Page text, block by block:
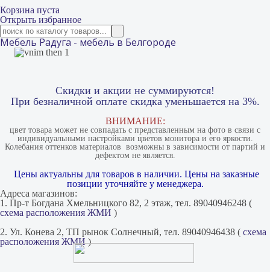
Корзина пуста
Открыть избранное
Мебель Радуга - мебель в Белгороде
Скидки и акции не суммируются!
При безналичной оплате скидка уменьшается на 3%.
ВНИМАНИЕ:
цвет товара может не совпадать с представленным на фото в связи с
индивидуальными настройками цветов монитора и его яркости.
Колебания оттенков материалов​ ​ возможны в зависимости от партий и
дефектом не является.
Цены актуальны для товаров в наличии. Цены на заказные
позиции уточняйте у менеджера.
Адреса магазинов:
1. Пр-т Богдана Хмельницкого 82, 2 этаж, тел. 89040946248 (
схема расположения ЖМИ )
2. Ул. Конева 2, ТП рынок Солнечный, тел. 89040946438 ( схема
расположения ЖМИ)